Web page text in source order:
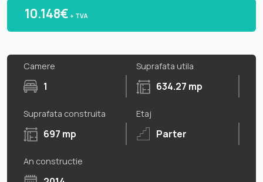
10.148€ + TVA
Camere
1
Suprafata utila
634.27 mp
Suprafata construita
697 mp
Etaj
Parter
An constructie